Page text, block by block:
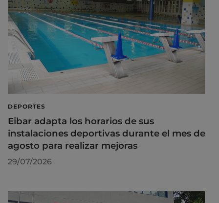
DEPORTES
Eibar adapta los horarios de sus
instalaciones deportivas durante el mes de
agosto para realizar mejoras
29/07/2026